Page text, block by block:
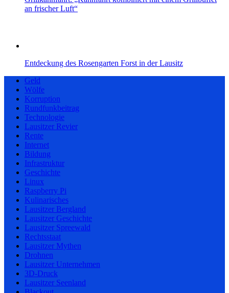
an frischer Luft“
Entdeckung des Rosengarten Forst in der Lausitz
Geld
Wölfe
Korruption
Rundfunkbeitrag
Technologie
Lausitzer Revier
Rente
Internet
Bildung
Infrastruktur
Geschichte
Linux
Raspberry Pi
Kulinarisches
Lausitzer Bergland
Lausitzer Geschichte
Lausitzer Spreewald
Rechtsstaat
Lausitzer Mythen
Drohnen
Lausitzer Unternehmen
3D-Druck
Lausitzer Seenland